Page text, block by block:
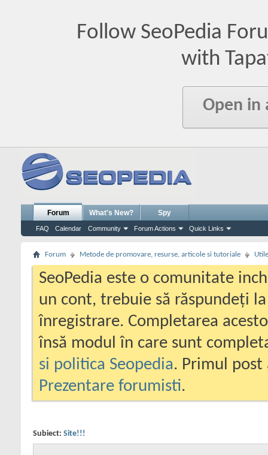
Follow SeoPedia
with
Open in
Forum
FAQ Calendar Community Forum Actions Quick Links
What's New? Spy
Forum Metode de promovare, resurse, articole si tutoriale Utile
SeoPedia este o comunitate
un cont, trebuie să răspundeți
înregistrare. Completarea
însă modul în care sunt
si politica Seopedia. Primul
Prezentare forumisti.
Subiect: Site!!!